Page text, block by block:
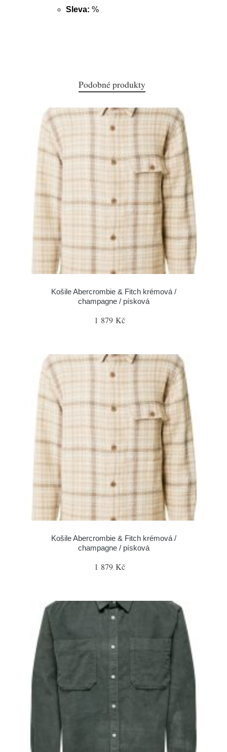
Sleva: %
Podobné produkty
Košile Abercrombie & Fitch krémová /
champagne / písková
1 879 Kč
Košile Abercrombie & Fitch krémová /
champagne / písková
1 879 Kč